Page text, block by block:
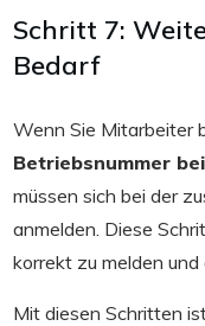
Schritt 7:
Bedarf
Wenn Sie Mitarbeiter
Betriebsnummer
müssen sich bei der
anmelden. Diese
korrekt zu melden
Mit diesen Schritten